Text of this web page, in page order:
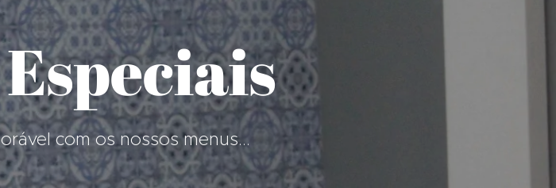
com os nossos menus...